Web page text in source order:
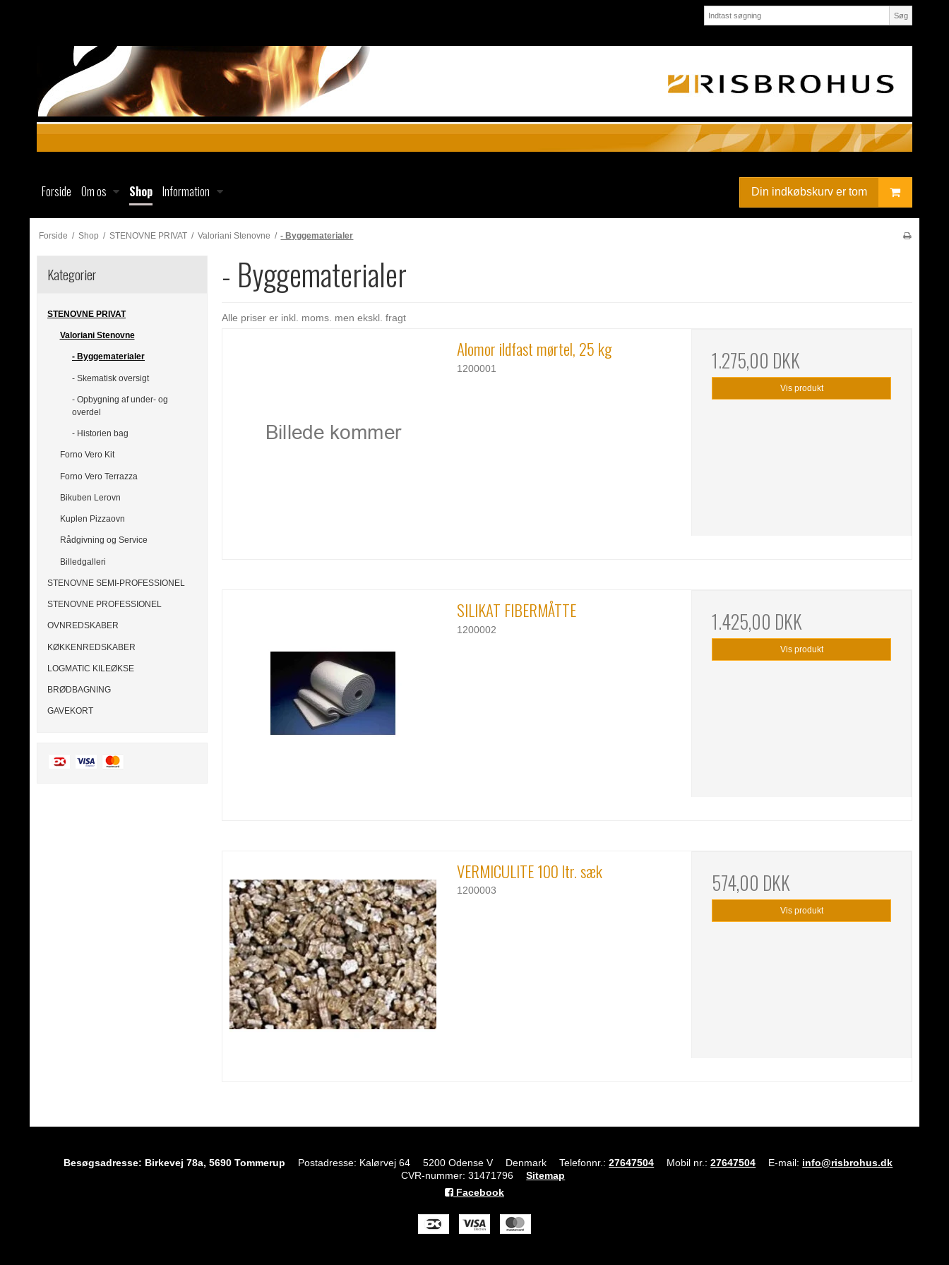
Søg
Forside Om os Shop Information Din indkøbskurv er tom
Forside / Shop / STENOVNE PRIVAT / Valoriani Stenovne / - Byggematerialer
Kategorier
STENOVNE PRIVAT
Valoriani Stenovne
- Byggematerialer
- Skematisk oversigt
- Opbygning af under- og
overdel
- Historien bag
Forno Vero Kit
Forno Vero Terrazza
Bikuben Lerovn
Kuplen Pizzaovn
Rådgivning og Service
Billedgalleri
STENOVNE SEMI-PROFESSIONEL
STENOVNE PROFESSIONEL
OVNREDSKABER
KØKKENREDSKABER
LOGMATIC KILEØKSE
BRØDBAGNING
GAVEKORT
- Byggematerialer
Alle priser er inkl. moms. men ekskl. fragt
Alomor ildfast mørtel, 25 kg
1200001 1.275,00 DKK
Vis produkt
SILIKAT FIBERMÅTTE
1200002 1.425,00 DKK
Vis produkt
VERMICULITE 100 ltr. sæk
1200003 574,00 DKK
Vis produkt
Besøgsadresse: Birkevej 78a, 5690 Tommerup Postadresse: Kalørvej 64 5200 Odense V Denmark Telefonnr.: 27647504 Mobil nr.: 27647504 E-mail: info@risbrohus.dk
CVR-nummer: 31471796
Sitemap
Facebook